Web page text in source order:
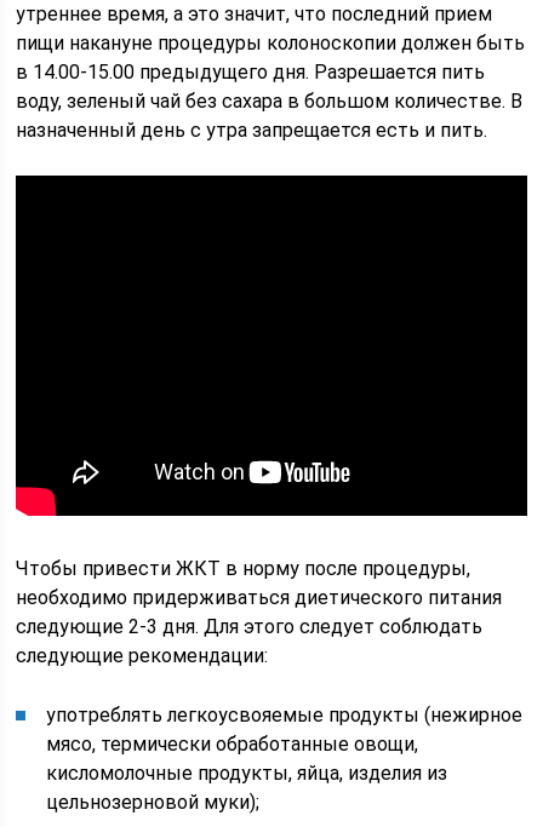
утреннее время, а это значит, что последний прием
пищи накануне процедуры колоноскопии должен быть
в 14.00-15.00 предыдущего дня. Разрешается пить
воду, зеленый чай без сахара в большом количестве. В
назначенный день с утра запрещается есть и пить.
Чтобы привести ЖКТ в норму после процедуры,
необходимо придерживаться диетического питания
следующие 2-3 дня. Для этого следует соблюдать
следующие рекомендации:
употреблять легкоусвояемые продукты (нежирное
мясо, термически обработанные овощи,
кисломолочные продукты, яйца, изделия из
цельнозерновой муки);